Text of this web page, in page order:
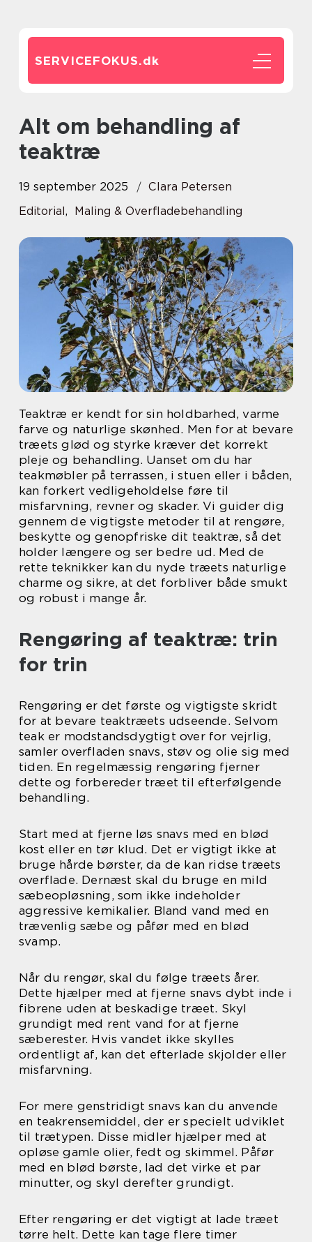
SERVICEFOKUS.dk
Alt om behandling af
teaktræ
19 september 2025
Clara Petersen
Editorial, Maling & Overfladebehandling
Teaktræ er kendt for sin holdbarhed, varme
farve og naturlige skønhed. Men for at bevare
træets glød og styrke kræver det korrekt
pleje og behandling. Uanset om du har
teakmøbler på terrassen, i stuen eller i båden,
kan forkert vedligeholdelse føre til
misfarvning, revner og skader. Vi guider dig
gennem de vigtigste metoder til at rengøre,
beskytte og genopfriske dit teaktræ, så det
holder længere og ser bedre ud. Med de
rette teknikker kan du nyde træets naturlige
charme og sikre, at det forbliver både smukt
og robust i mange år.
Rengøring af teaktræ: trin
for trin
Rengøring er det første og vigtigste skridt
for at bevare teaktræets udseende. Selvom
teak er modstandsdygtigt over for vejrlig,
samler overfladen snavs, støv og olie sig med
tiden. En regelmæssig rengøring fjerner
dette og forbereder træet til efterfølgende
behandling.
Start med at fjerne løs snavs med en blød
kost eller en tør klud. Det er vigtigt ikke at
bruge hårde børster, da de kan ridse træets
overflade. Dernæst skal du bruge en mild
sæbeopløsning, som ikke indeholder
aggressive kemikalier. Bland vand med en
trævenlig sæbe og påfør med en blød
svamp.
Når du rengør, skal du følge træets årer.
Dette hjælper med at fjerne snavs dybt inde i
fibrene uden at beskadige træet. Skyl
grundigt med rent vand for at fjerne
sæberester. Hvis vandet ikke skylles
ordentligt af, kan det efterlade skjolder eller
misfarvning.
For mere genstridigt snavs kan du anvende
en teakrensemiddel, der er specielt udviklet
til trætypen. Disse midler hjælper med at
opløse gamle olier, fedt og skimmel. Påfør
med en blød børste, lad det virke et par
minutter, og skyl derefter grundigt.
Efter rengøring er det vigtigt at lade træet
tørre helt. Dette kan tage flere timer